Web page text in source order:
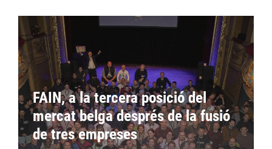
FAIN, a la tercera posició del
mercat belga després de la fusió
de tres empreses